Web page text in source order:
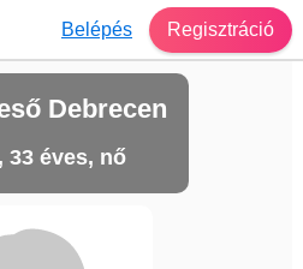
Belépés Regisztráció
Debrecen
33 éves, nő